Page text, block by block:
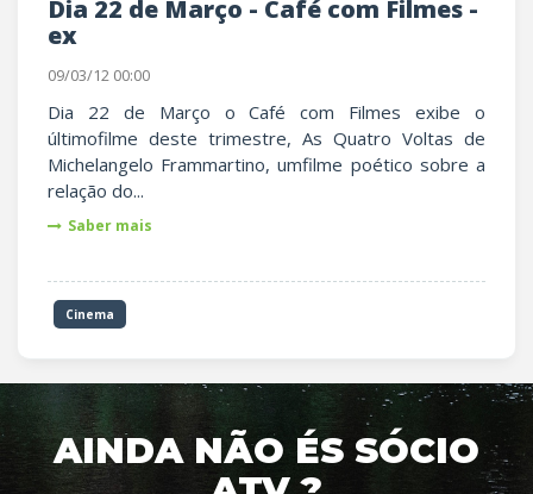
Dia 22 de Março - Café com Filmes -
ex
09/03/12 00:00
Dia 22 de Março o Café com Filmes exibe o
últimofilme deste trimestre, As Quatro Voltas de
Michelangelo Frammartino, umfilme poético sobre a
relação do...
Saber mais
Cinema
AINDA NÃO ÉS SÓCIO